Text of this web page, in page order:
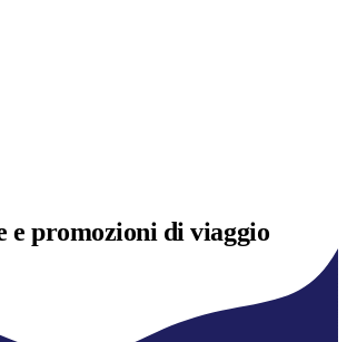
epromozioni di viaggio